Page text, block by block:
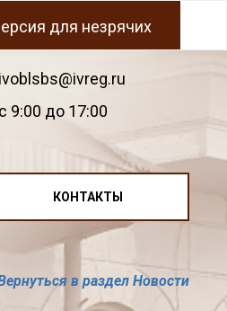
для незрячих
ivoblsbs@ivreg.ru
c 9:00 до 17:00
КОНТАКТЫ
в раздел Новости